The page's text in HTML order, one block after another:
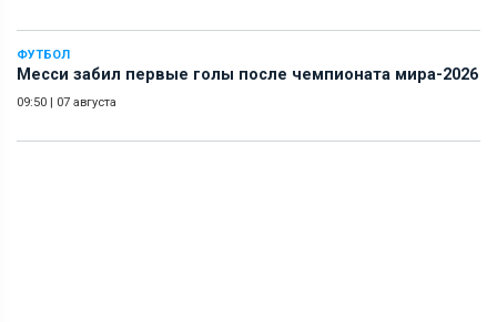
ФУТБОЛ
Месси забил первые голы после чемпионата мира-2026
09:50 | 07 августа